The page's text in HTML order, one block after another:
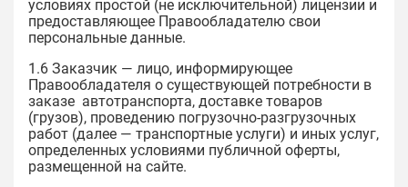
условиях простой (не исключительной) лицензии и
предоставляющее Правообладателю свои
персональные данные.
1.6 Заказчик — лицо, информирующее
Правообладателя о существующей потребности в
заказе автотранспорта, доставке товаров
(грузов), проведению погрузочно-разгрузочных
работ (далее — транспортные услуги) и иных услуг,
определенных условиями публичной оферты,
размещенной на сайте.